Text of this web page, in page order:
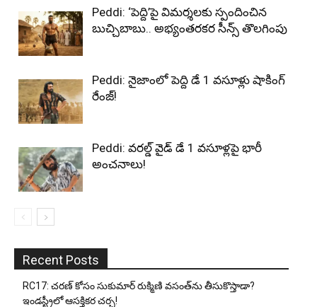
Peddi: ‘పెద్ది’పై విమర్శలకు స్పందించిన
బుచ్చిబాబు.. అభ్యంతరకర సీన్స్ తొలగింపు
Peddi: నైజాంలో పెద్ది డే 1 వసూళ్లు షాకింగ్
రేంజ్!
Peddi: వరల్డ్ వైడ్ డే 1 వసూళ్లపై భారీ
అంచనాలు!
Recent Posts
RC17: చరణ్ కోసం సుకుమార్ రుక్మిణి వసంత్‌ను తీసుకొస్తాడా?
ఇండస్ట్రీలో ఆసక్తికర చర్చ!